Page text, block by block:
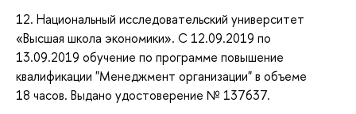
12. Национальный исследовательский университет
«Высшая школа экономики». С 12.09.2019 по
13.09.2019 обучение по программе повышение
квалификации "Менеджмент организации" в объеме
18 часов. Выдано удостоверение № 137637.